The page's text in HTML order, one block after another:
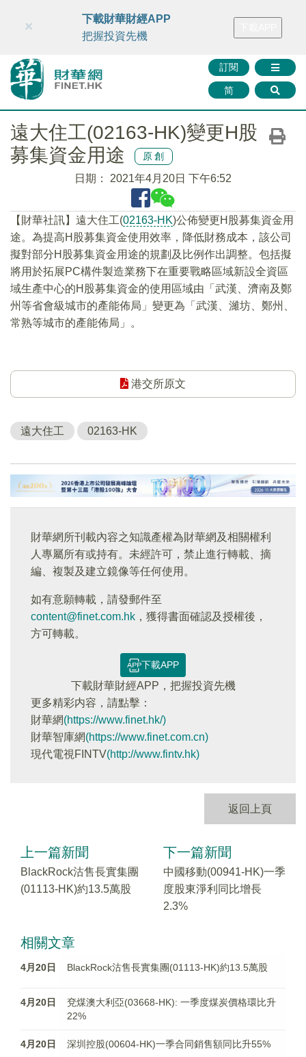
財華智庫網 FINTV FINMETA 財華證券 媒體矩陣
訂閱
简
×
下載財華財經APP
把握投資先機
遠大住工(02163-HK)變更H股
募集資金用途
原創
日期： 2021年4月20日 下午6:52
【財華社訊】遠大住工(02163-HK)公佈變更H股募集資金用
途。為提高H股募集資金使用效率，降低財務成本，該公司
擬對部分H股募集資金用途的規劃及比例作出調整。包括擬
將用於拓展PC構件製造業務下在重要戰略區域新設全資區
域生產中心的H股募集資金的使用區域由「武漢、濟南及鄭
州等省會級城市的產能佈局」變更為「武漢、濰坊、鄭州、
常熟等城市的產能佈局」。
港交所原文
遠大住工 02163-HK
財華網所刊載內容之知識產權為財華網及相關權利
人專屬所有或持有。未經許可，禁止進行轉載、摘
編、複製及建立鏡像等任何使用。
如有意願轉載，請發郵件至
content@finet.com.hk ，獲得書面確認及授權後，
方可轉載。
下載APP
下載財華財經APP，把握投資先機
更多精彩内容，請點擊：
財華網(https://www.finet.hk/)
財華智庫網(https://www.finet.com.cn)
現代電視FINTV(http://www.fintv.hk)
返回上頁
上一篇新聞
BlackRock沽售長實集團
(01113-HK)約13.5萬股
下一篇新聞
中國移動(00941-HK)一季
度股東淨利同比增長
2.3%
相關文章
4月20日 BlackRock沽售長實集團(01113-HK)約13.5萬股
4月20日
兗煤澳大利亞(03668-HK): 一季度煤炭價格環比升
22%
4月20日 深圳控股(00604-HK)一季合同銷售額同比升55%